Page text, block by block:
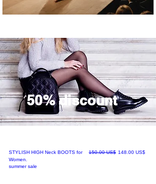
50% discount
STYLISH HIGH Neck BOOTS for
Women.
سعر عادي‏150.00 US$ سعر البيع‏148.00 US$
summer sale